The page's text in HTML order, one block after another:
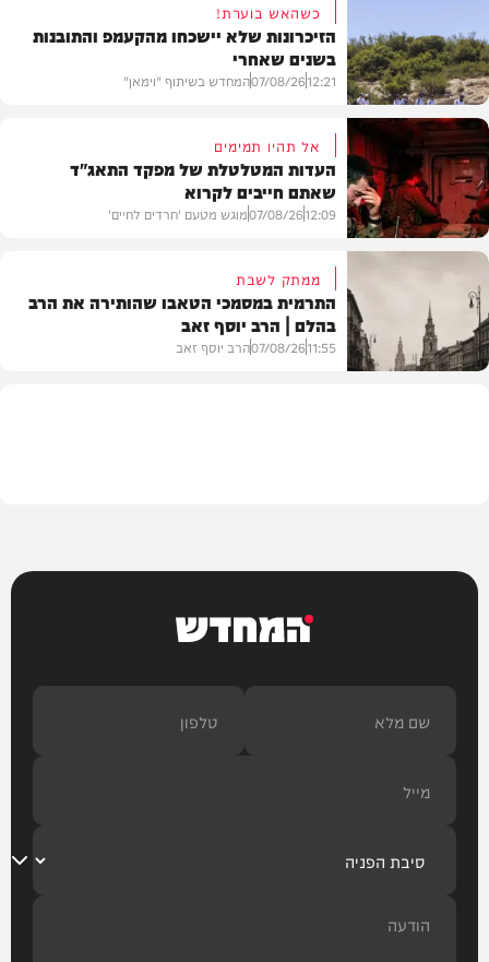
וידאו
כשהאש בוערת!
הזיכרונות שלא יישכחו מהקעמפ והתובנות
בשנים שאחרי
12:21
07/08/26המחדש בשיתוף "וימאן"
דעות
אל תהיו תמימים
העדות המטלטלת של מפקד התאג"ד
שאתם חייבים לקרוא
12:09
07/08/26מוגש מטעם 'חרדים לחיים'
ממתק לשבת
התרמית במסמכי הטאבו שהותירה את הרב
בהלם | הרב יוסף זאב
11:55
07/08/26הרב יוסף זאב
המחדש